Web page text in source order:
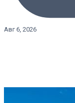
Авг 6, 2026